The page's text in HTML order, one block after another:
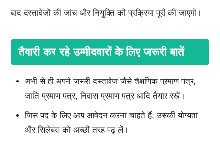
बाद दस्तावेजों की जांच और नियुक्ति की प्रक्रिया पूरी की जाएगी।
तैयारी कर रहे उम्मीदवारों के लिए जरूरी बातें
अभी से ही अपने जरूरी दस्तावेज जैसे शैक्षणिक प्रमाण पत्र,
जाति प्रमाण पत्र, निवास प्रमाण पत्र आदि तैयार रखें।
जिस पद के लिए आप आवेदन करना चाहते हैं, उसकी योग्यता
और सिलेबस को अच्छी तरह पढ़ लें।